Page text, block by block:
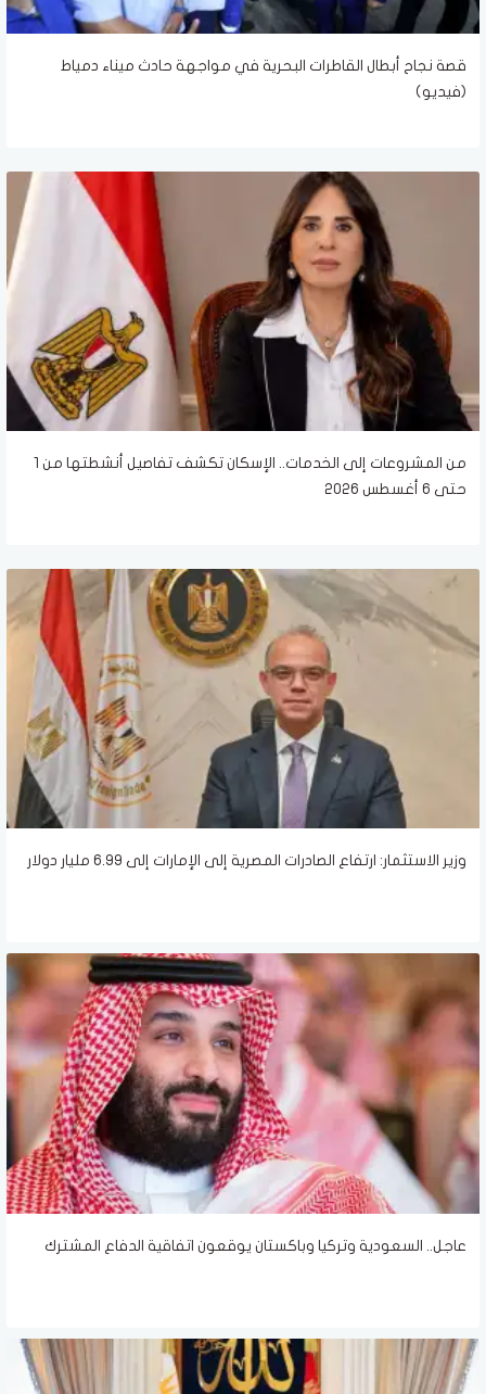
قصة نجاح أبطال القاطرات البحرية في مواجهة حادث ميناء دمياط
(فيديو)
من المشروعات إلى الخدمات.. الإسكان تكشف تفاصيل أنشطتها من 1
حتى 6 أغسطس 2026
وزير الاستثمار: ارتفاع الصادرات المصرية إلى الإمارات إلى 6.99 مليار دولار
عاجل.. السعودية وتركيا وباكستان يوقعون اتفاقية الدفاع المشترك